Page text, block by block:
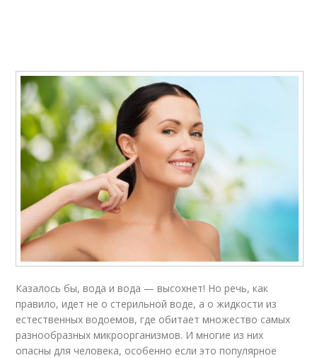
Казалось бы, вода и вода — высохнет! Но речь, как
правило, идет не о стерильной воде, а о жидкости из
естественных водоемов, где обитает множество самых
разнообразных микроорганизмов. И многие из них
опасны для человека, особенно если это популярное